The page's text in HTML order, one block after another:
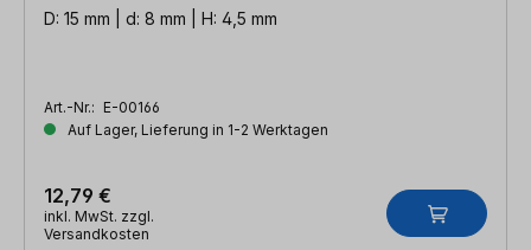
D: 15 mm | d: 8 mm | H: 4,5 mm
Art.-Nr.: E-00166
Auf Lager, Lieferung in 1-2 Werktagen
12,79 €
inkl. MwSt. zzgl.
Versandkosten